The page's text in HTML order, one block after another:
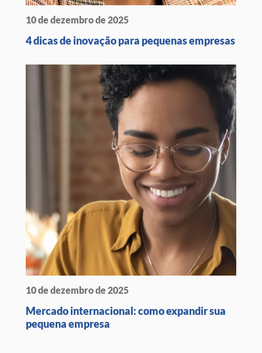
10 de dezembro de 2025
4 dicas de inovação para pequenas empresas
10 de dezembro de 2025
Mercado internacional: como expandir sua
pequena empresa